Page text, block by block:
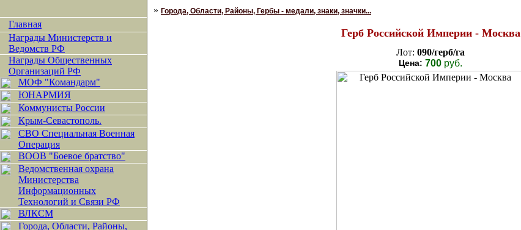
Главная
Награды Министерств и
Ведомств РФ
Награды Общественных
Организаций РФ
МОФ "Командарм"
ЮНАРМИЯ
Коммунисты России
Крым-Севастополь.
СВО Специальная Военная
Операция
ВООВ "Боевое братство"
Ведомственная охрана
Министерства
Информационных
Технологий и Связи РФ
ВЛКСМ
Города, Области, Районы,
» Города, Области, Районы, Гербы - медали, знаки, значки...
Герб Российской Империи - Москва
Лот: 090/герб/га
Цена: 700 руб.